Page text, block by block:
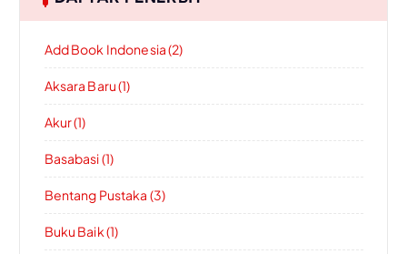
Add Book Indonesia (2)
Aksara Baru (1)
Akur (1)
Basabasi (1)
Bentang Pustaka (3)
Buku Baik (1)